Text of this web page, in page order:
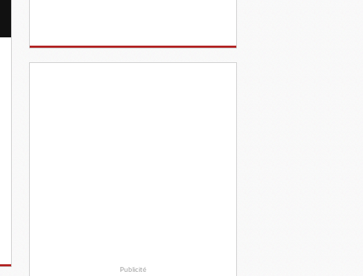
Publicité